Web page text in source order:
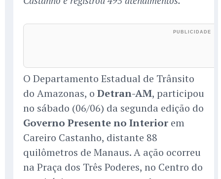
O Departamento Estadual de Trânsito
do Amazonas, o Detran-AM, participou
no sábado (06/06) da segunda edição do
Governo Presente no Interior em
Careiro Castanho, distante 88
quilômetros de Manaus. A ação ocorreu
na Praça dos Três Poderes, no Centro do